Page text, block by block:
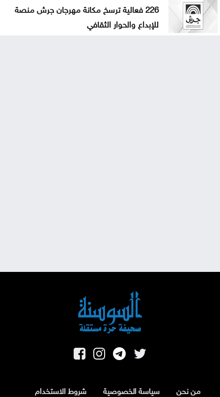
226 فعالية ترسخ مكانة مهرجان جرش منصة
للإبداع والحوار الثقافي
من نحن سياسة الخصوصية شروط الاستخدام